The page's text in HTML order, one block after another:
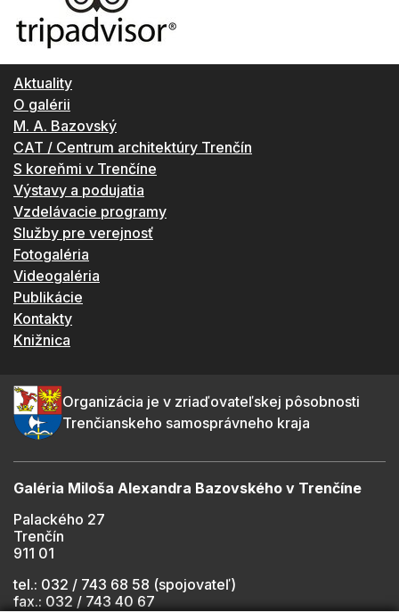
Aktuality
O galérii
M. A. Bazovský
CAT / Centrum architektúry Trenčín
S koreňmi v Trenčíne
Výstavy a podujatia
Vzdelávacie programy
Služby pre verejnosť
Fotogaléria
Videogaléria
Publikácie
Kontakty
Knižnica
Organizácia je v zriaďovateľskej pôsobnosti
Trenčianskeho samosprávneho kraja
Galéria Miloša Alexandra Bazovského v Trenčíne
Palackého 27
Trenčín
911 01
tel.: 032 / 743 68 58 (spojovateľ)
fax.: 032 / 743 40 67